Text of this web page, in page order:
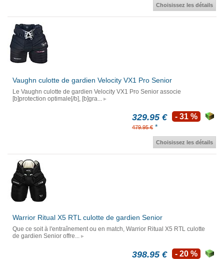
Choisissez les détails
Vaughn culotte de gardien Velocity VX1 Pro Senior
Le Vaughn culotte de gardien Velocity VX1 Pro Senior associe
[b]protection optimale[/b], [b]gra...
329.95 €
479.95 € *
- 31 %
Choisissez les détails
Warrior Ritual X5 RTL culotte de gardien Senior
Que ce soit à l'entraînement ou en match, Warrior Ritual X5 RTL culotte
de gardien Senior offre...
398.95 € - 20 %